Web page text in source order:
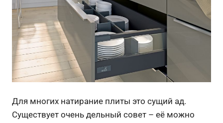
Для многих натирание плиты это сущий ад.
Существует очень дельный совет – её можно